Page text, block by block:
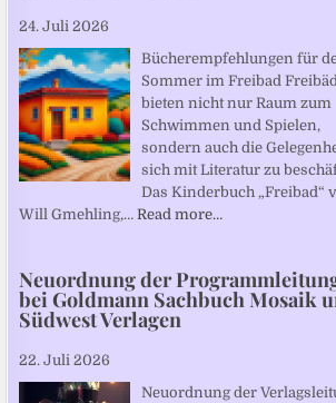
24. Juli 2026
Bücherempfehlungen für
Sommer im Freibad
bieten nicht nur Raum zum
Schwimmen und Spielen,
sondern auch die
sich mit Literatur zu
Das Kinderbuch „Freibad“
Will Gmehling,… Read more…
Neuordnung der
bei Goldmann Sachbuch Mosaik
Südwest Verlagen
22. Juli 2026
Neuordnung der